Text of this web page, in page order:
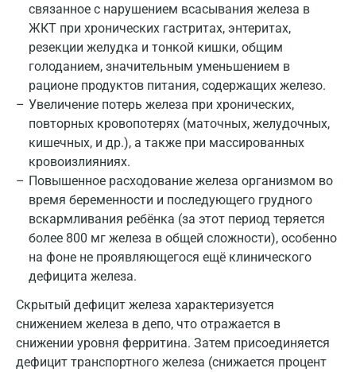
связанное с нарушением всасывания железа в
ЖКТ при хронических гастритах, энтеритах,
резекции желудка и тонкой кишки, общим
голоданием, значительным уменьшением в
рационе продуктов питания, содержащих железо.
Увеличение потерь железа при хронических,
повторных кровопотерях (маточных, желудочных,
кишечных, и др.), а также при массированных
кровоизлияниях.
Повышенное расходование железа организмом во
время беременности и последующего грудного
вскармливания ребёнка (за этот период теряется
более 800 мг железа в общей сложности), особенно
на фоне не проявляющегося ещё клинического
дефицита железа.
Скрытый дефицит железа характеризуется
снижением железа в депо, что отражается в
снижении уровня ферритина. Затем присоединяется
дефицит транспортного железа (снижается процент
Новокузнецк
Новороссийск
Новосибирск
Ногинск
Обнинск
Одинцово
Омск
Орел
Оренбург
Орехово-Зуево
Павловский посад
Пенза